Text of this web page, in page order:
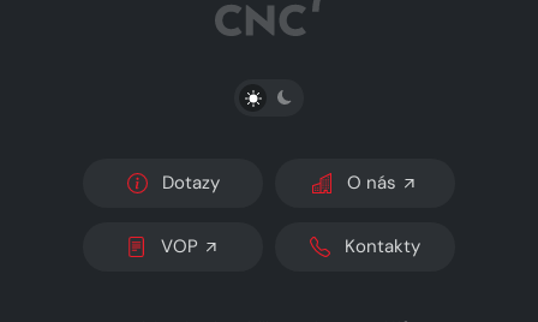
PŘEPNOUT SVĚTLÝ/TMAVÝ REŽIM
Dotazy O nás
VOP Kontakty